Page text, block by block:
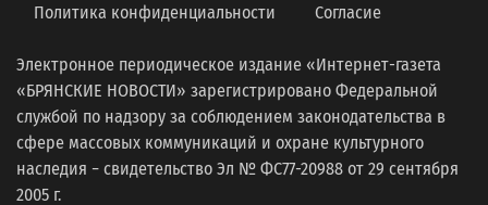
Политика конфиденциальности Согласие
Электронное периодическое издание «Интернет-газета
«БРЯНСКИЕ НОВОСТИ» зарегистрировано Федеральной
службой по надзору за соблюдением законодательства в
сфере массовых коммуникаций и охране культурного
наследия − свидетельство Эл № ФС77-20988 от 29 сентября
2005 г.